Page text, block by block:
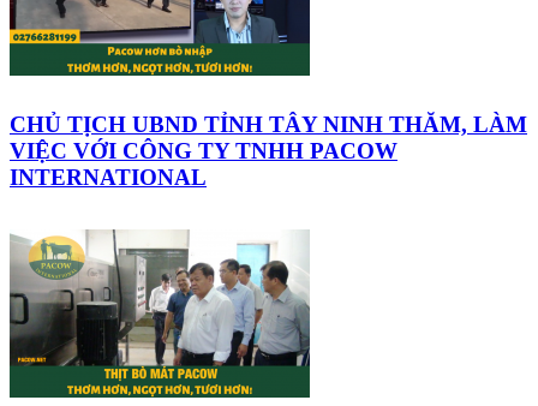
CHỦ TỊCH UBND TỈNH TÂY NINH THĂM, LÀM
VIỆC VỚI CÔNG TY TNHH PACOW
INTERNATIONAL